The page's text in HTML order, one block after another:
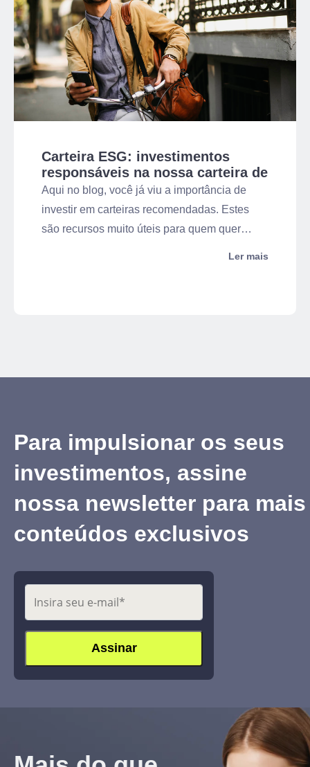
Carteira ESG: investimentos
responsáveis na nossa carteira de
ações
Aqui no blog, você já viu a importância de
investir em carteiras recomendadas. Estes
são recursos muito úteis para quem quer
Ler mais
Para impulsionar os seus
investimentos, assine
nossa newsletter para mais
conteúdos exclusivos